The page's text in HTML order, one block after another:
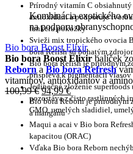
Prírodný vitamín C
antioxidant a podporuje
funkciu pokožky
Svieži mix tropického ovocia
bora Relish sú bohatým
Bio bora Relish je prírodným
prispieva k pigmentácii
Jedinečné zloženie
pozostáva z čisto rastlinných
GMO, umelých sladidiel,
Kombinácia exotického
na podporu
Bio bora Boost Elixir
Bio bora Boost Elixir balíček
RebornaBio bora Refresh
vitamínov, antioxidantov a
Bio bora Reborn je prírodným
a mangánu
Maqui a acai v Bio bora
kapacitou (ORAC)
Vďaka Bio bora Reborn
100,99€ 94,99€